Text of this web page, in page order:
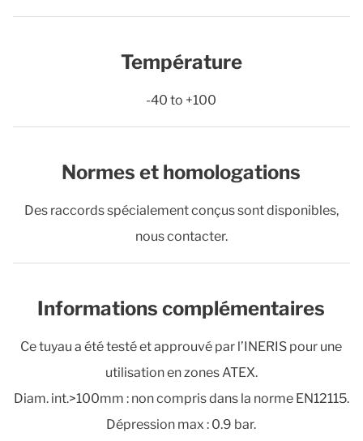
Température
-40 to +100
Normes et homologations
Des raccords spécialement conçus sont disponibles,
nous contacter.
Informations complémentaires
Ce tuyau a été testé et approuvé par l’INERIS pour une
utilisation en zones ATEX.
Diam. int.>100mm : non compris dans la norme EN12115.
Dépression max : 0.9 bar.